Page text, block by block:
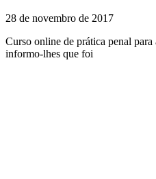
28 de novembro de 2017
Curso online de prática penal
informo-lhes que foi